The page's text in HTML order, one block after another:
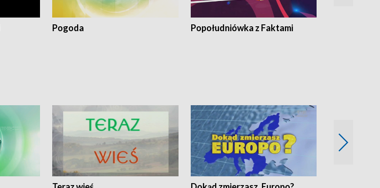
Pogoda Popołudniówka z Faktami